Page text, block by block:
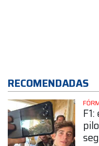
RECOMENDADAS